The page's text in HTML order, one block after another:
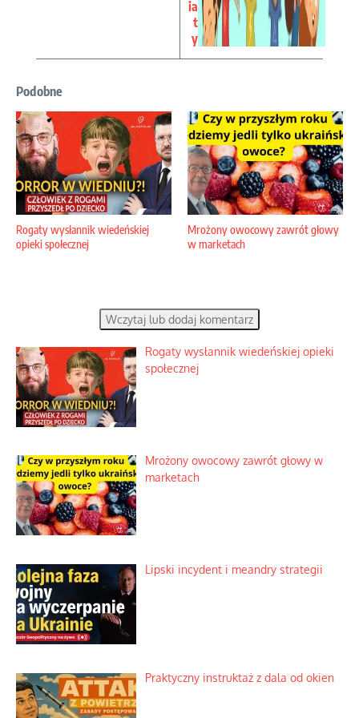
ia
t
y
Podobne
Rogaty wysłannik wiedeńskiej
opieki społecznej
Mrożony owocowy zawrót głowy
w marketach
Wczytaj lub dodaj komentarz
Rogaty wysłannik wiedeńskiej opieki
społecznej
Mrożony owocowy zawrót głowy w
marketach
Lipski incydent i meandry strategii
Praktyczny instruktaż z dala od okien